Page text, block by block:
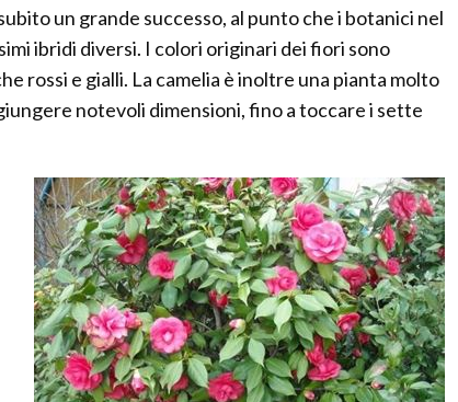
un grande successo, al punto che i botanici nel
ibridi diversi. I colori originari dei fiori sono
rossi e gialli. La camelia è inoltre una pianta molto
notevoli dimensioni, fino a toccare i sette